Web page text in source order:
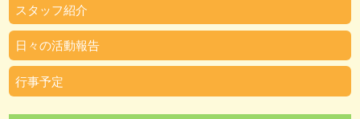
スタッフ紹介
日々の活動報告
行事予定